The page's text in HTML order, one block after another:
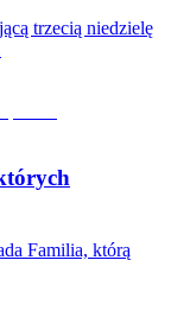
trzecią niedzielę
Familia, którą